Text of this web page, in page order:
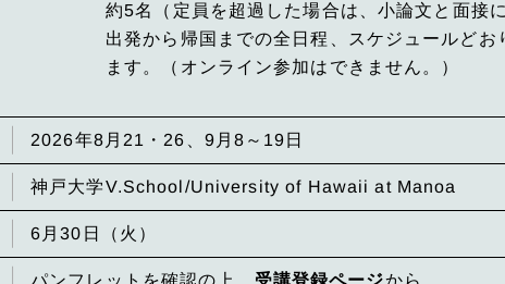
約5名（定員を超過した場合は、小論文と面接
出発から帰国までの全日程、スケジュールどお
ます。（オンライン参加はできません。）
2026年8月21・26、9月8～19日
神戸大学V.School/University of Hawaii at Manoa
6月30日（火）